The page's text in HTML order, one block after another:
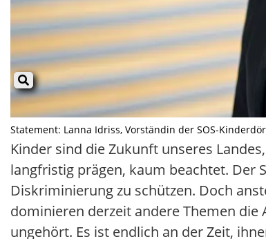
Statement: Lanna Idriss, Vorständin der SOS-
Kinder sind die Zukunft unseres
langfristig prägen, kaum beachtet. Der
Diskriminierung zu schützen. Doch
dominieren derzeit andere Themen die
ungehört. Es ist endlich an der Zeit,